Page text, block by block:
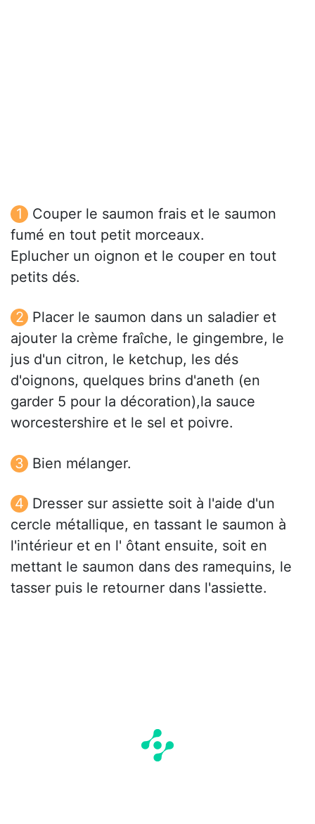
Couper le saumon frais et le saumon
fumé en tout petit morceaux.
Eplucher un oignon et le couper en tout
petits dés.
Placer le saumon dans un saladier et
ajouter la crème fraîche, le gingembre, le
jus d'un citron, le ketchup, les dés
d'oignons, quelques brins d'aneth (en
garder 5 pour la décoration),la sauce
worcestershire et le sel et poivre.
Bien mélanger.
Dresser sur assiette soit à l'aide d'un
cercle métallique, en tassant le saumon à
l'intérieur et en l' ôtant ensuite, soit en
mettant le saumon dans des ramequins, le
tasser puis le retourner dans l'assiette.